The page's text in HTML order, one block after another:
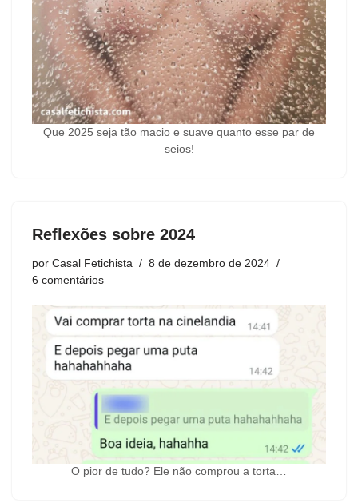
Que 2025 seja tão macio e suave quanto esse par de
seios!
Reflexões sobre 2024
por Casal Fetichista
8 de dezembro de 2024
6 comentários
O pior de tudo? Ele não comprou a torta…